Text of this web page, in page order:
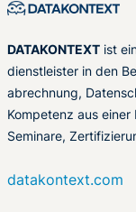
DATAKONTEXT ist
dienstleister in den
abrechnung,
Kompetenz aus
Seminare,
datakontext.com